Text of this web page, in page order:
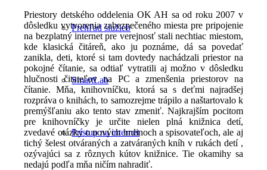
Prehľad služieb
SmartLab
Prístup na internet
Priestory detského oddelenia OK AH sa od roku 2007 v
dôsledku vytvorenia zabezpečeného miesta pre pripojenie
na bezplatný internet pre verejnosť stali nechtiac miestom,
kde klasická čitáreň, ako ju poznáme, dá sa povedať
zanikla, deti, ktoré si tam dovtedy nachádzali priestor na
pokojné čítanie, sa odtiaľ vytratili aj možno v dôsledku
hlučnosti čitateľov na PC a zmenšenia priestorov na
čítanie. Mňa, knihovníčku, ktorá sa s deťmi najradšej
rozpráva o knihách, to samozrejme trápilo a naštartovalo k
premýšľaniu ako tento stav zmeniť. Najkrajším pocitom
pre knihovníčky je určite nielen plná knižnica detí,
zvedavé otázky o nových hrdinoch a spisovateľoch, ale aj
tichý šelest otváraných a zatváraných kníh v rukách detí ,
ozývajúci sa z rôznych kútov knižnice. Tie okamihy sa
nedajú podľa mňa ničím nahradiť.